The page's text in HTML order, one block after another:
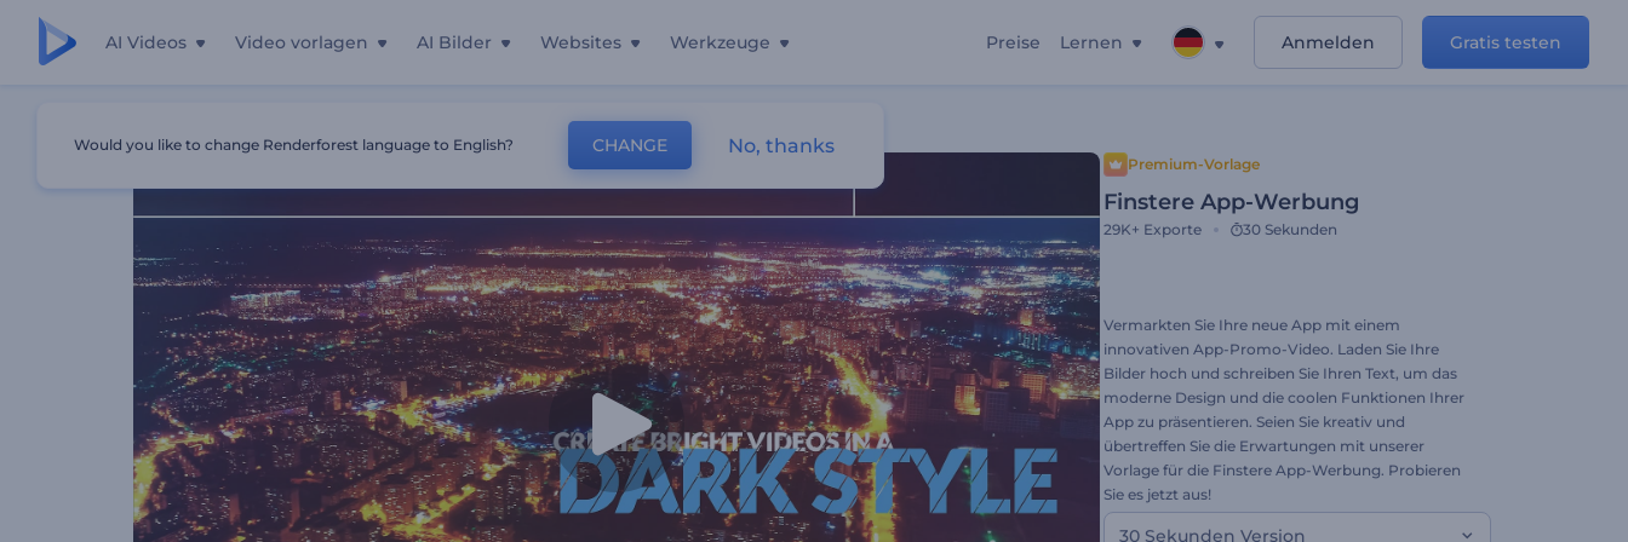
AI Videos Video vorlagen AI Bilder Websites Werkzeuge Preise Lernen Anmelden Gratis testen
Premium-Vorlage
Finstere App-Werbung
29K+ Exporte 30 Sekunden
Vermarkten Sie Ihre neue App mit einem
innovativen App-Promo-Video. Laden Sie Ihre
Bilder hoch und schreiben Sie Ihren Text, um das
moderne Design und die coolen Funktionen Ihrer
App zu präsentieren. Seien Sie kreativ und
übertreffen Sie die Erwartungen mit unserer
Vorlage für die Finstere App-Werbung. Probieren
Sie es jetzt aus!
30 Sekunden Version
Would you like to change Renderforest language to English? CHANGE No, thanks